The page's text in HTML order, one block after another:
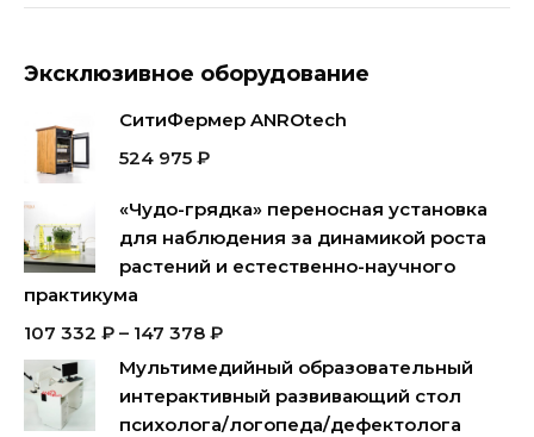
Эксклюзивное оборудование
СитиФермер ANROtech
524 975 ₽
«Чудо-грядка» переносная установка
для наблюдения за динамикой роста
растений и естественно-научного
практикума
107 332 ₽ – 147 378 ₽
Мультимедийный образовательный
интерактивный развивающий стол
психолога/логопеда/дефектолога